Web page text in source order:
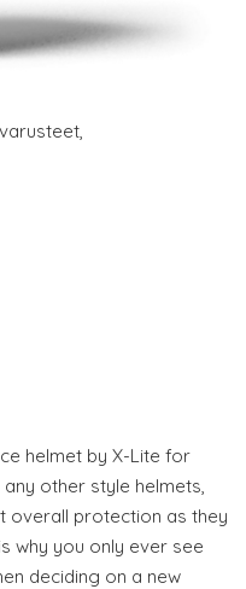
,
helmet by X-Lite for
other style helmets,
overall protection as they
why you only ever see
deciding on a new